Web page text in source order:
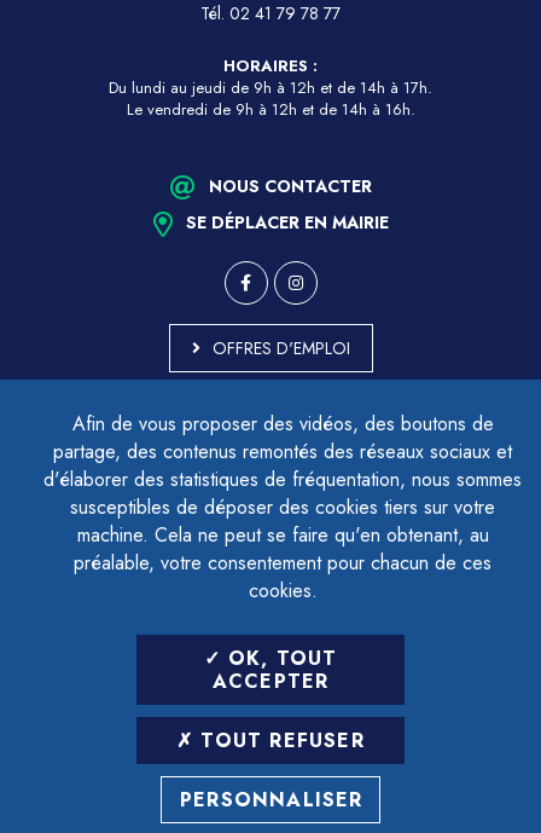
Afin de vous proposer des vidéos, des boutons de
partage, des contenus remontés des réseaux sociaux et
d'élaborer des statistiques de fréquentation, nous sommes
susceptibles de déposer des cookies tiers sur votre
machine. Cela ne peut se faire qu'en obtenant, au
préalable, votre consentement pour chacun de ces
cookies.
OK, TOUT
ACCEPTER
TOUT REFUSER
PERSONNALISER
Tél. 02 41 79 78 77
HORAIRES :
Du lundi au jeudi de 9h à 12h et de 14h à 17h.
Le vendredi de 9h à 12h et de 14h à 16h.
NOUS CONTACTER
SE DÉPLACER EN MAIRIE
OFFRES D'EMPLOI
ACCESSIBILITÉ - PARTIELLEMENT CONFORME
PLAN DU SITE
MENTIONS LÉGALES
CONTACTER LE DÉLÉGUÉ À LA PROTECTION DES DONNÉES
GESTION DES COOKIES
LETTRE D'INFORMATION
SAISIR VOTRE ADRESSE E-MAIL
POUR VOUS INSCRIRE :
ARCHIVES DÉSINSCRIPTION